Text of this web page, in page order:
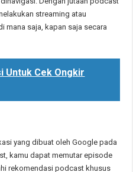
streaming atau
mana saja, kapan saja secara
Untuk Cek Ongkir
yang dibuat oleh Google pada
kamu dapat memutar episode
rekomendasi podcast khusus